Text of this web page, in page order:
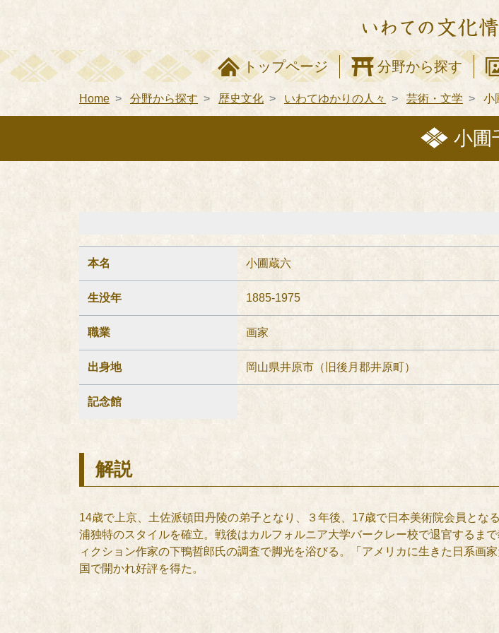
トップページ 分野から探す
Home 分野から探す 歴史文化 いわてゆかりの人々 芸術・文学 小
小圃
本名 小圃蔵六
生没年 1885-1975
職業 画家
出身地 岡山県井原市（旧後月郡井原町）
記念館
解説
14歳で上京、土佐派頓田丹陵の弟子となり、３年後、17歳で日本美術院会員と
浦独特のスタイルを確立。戦後はカルフォルニア大学バークレー校で退官するま
ィクション作家の下鴨哲郎氏の調査で脚光を浴びる。「アメリカに生きた日系画
国で開かれ好評を得た。